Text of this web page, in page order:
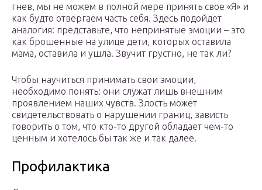
гнев, мы не можем в полной мере принять свое «Я» и
как будто отвергаем часть себя. Здесь подойдет
аналогия: представьте, что непринятые эмоции – это
как брошенные на улице дети, которых оставила
мама, оставила и ушла. Звучит грустно, не так ли?
Чтобы научиться принимать свои эмоции,
необходимо понять: они служат лишь внешним
проявлением наших чувств. Злость может
свидетельствовать о нарушении границ, зависть
говорить о том, что кто-то другой обладает чем-то
ценным и хотелось бы так же и так далее.
Профилактика